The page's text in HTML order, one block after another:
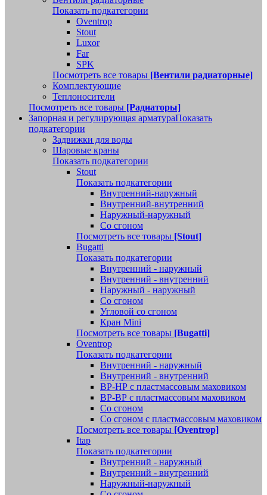
Показать подкатегории
Oventrop
Stout
Luxor
Far
SPK
Посмотреть все товары [Вентили радиаторные]
Комплектующие
Теплоносители
Посмотреть все товары [Радиаторы]
Запорная и регулирующая арматураПоказать
подкатегории
Задвижки для воды
Шаровые краны
Показать подкатегории
Stout
Показать подкатегории
Внутренний-наружный
Внутренний-внутренний
Наружный-наружный
Со сгоном
Посмотреть все товары [Stout]
Bugatti
Показать подкатегории
Внутренний - наружный
Внутренний - внутренний
Наружный - наружный
Со сгоном
Угловой со сгоном
Кран Mini
Посмотреть все товары [Bugatti]
Oventrop
Показать подкатегории
Внутренний - наружный
Внутренний - внутренний
ВР-НР с пластмассовым маховиком
ВР-ВР с пластмассовым маховиком
Со сгоном
Со сгоном с пластмассовым маховиком
Посмотреть все товары [Oventrop]
Itap
Показать подкатегории
Внутренний - наружный
Внутренний - внутренний
Наружный-наружный